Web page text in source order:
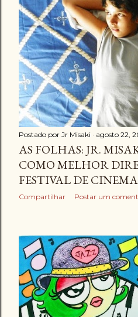
Postado por Jr Misaki agosto 22,
AS FOLHAS: JR.
COMO MELHOR
FESTIVAL DE
Compartilhar Postar um